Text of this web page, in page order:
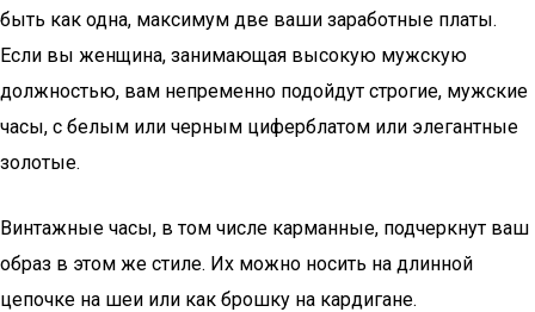
быть как одна, максимум две ваши заработные платы.
Если вы женщина, занимающая высокую мужскую
должностью, вам непременно подойдут строгие, мужские
часы, с белым или черным циферблатом или элегантные
золотые.
Винтажные часы, в том числе карманные, подчеркнут ваш
образ в этом же стиле. Их можно носить на длинной
цепочке на шеи или как брошку на кардигане.